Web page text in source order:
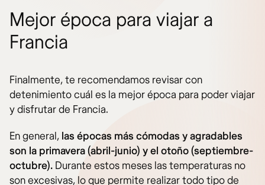
Mejor época para viajar a
Francia
Finalmente, te recomendamos revisar con
detenimiento cuál es la mejor época para poder viajar
y disfrutar de Francia.
En general, las épocas más cómodas y agradables
son la primavera (abril-junio) y el otoño (septiembre-
octubre). Durante estos meses las temperaturas no
son excesivas, lo que permite realizar todo tipo de